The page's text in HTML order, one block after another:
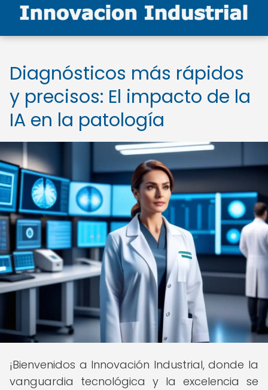
Diagnósticos más rápidos
y precisos: El impacto de la
IA en la patología
¡Bienvenidos a Innovación Industrial, donde la
vanguardia tecnológica y la excelencia se